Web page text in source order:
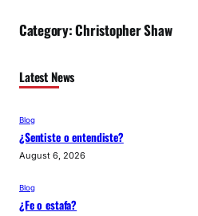
Category:Christopher Shaw
Latest News
Blog
¿Sentiste o entendiste?
August 6, 2026
Blog
¿Fe o estafa?